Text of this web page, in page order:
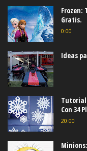
Gratis.
0:00
Ideas
Tutorial
Con 34
20:00